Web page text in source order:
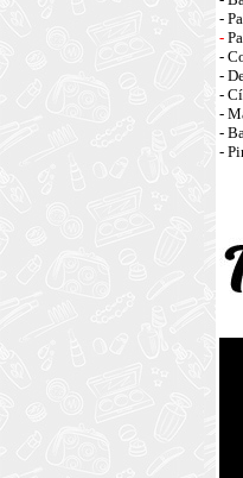
-
-
-
-
-
-
-
-